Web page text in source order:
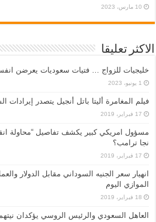
10 مارس، 2023
الاكثر تعليقا
خليجيات للزواج … فتيات سعوديات يعرضن
1 يونيو، 2023
فيلم المغامرة أليتا‭ ‬باتل أنجيل يتصدر إيرادات السينما الأمريكية هذا الاسبوع
17 فبراير، 2019
مسؤول امريكي كبير يكشف تفاصيل “محاولة
نجا ترامب؟
17 فبراير، 2019
انهيار سعر الجنيه السوداني مقابل الدولار
الموازي اليوم
18 فبراير، 2019
العاهل السعودي والرئيس الروسي يؤكدان